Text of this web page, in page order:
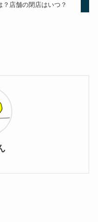
？店舗の閉店はいつ？